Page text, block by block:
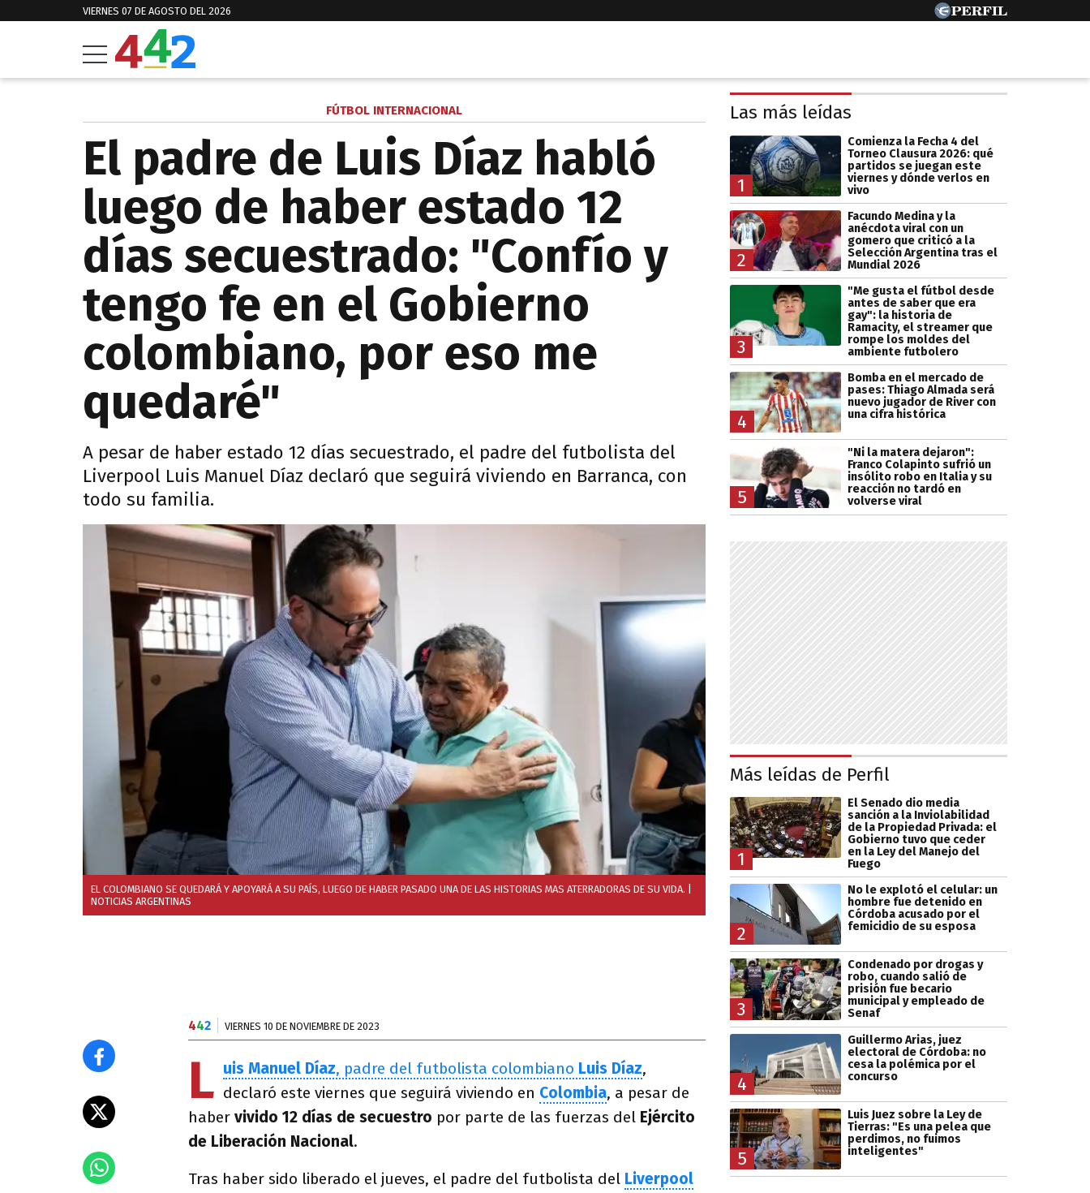
VIERNES 07 DE AGOSTO DEL 2026
FÚTBOL INTERNACIONAL
El padre de Luis Díaz habló
luego de haber estado 12
días secuestrado: "Confío y
tengo fe en el Gobierno
colombiano, por eso me
quedaré"
A pesar de haber estado 12 días secuestrado, el padre del futbolista del
Liverpool Luis Manuel Díaz declaró que seguirá viviendo en Barranca, con
todo su familia.
EL COLOMBIANO SE QUEDARÁ Y APOYARÁ A SU PAÍS, LUEGO DE HABER PASADO UNA DE LAS HISTORIAS MAS ATERRADORAS DE SU VIDA.
NOTICIAS ARGENTINAS
442 VIERNES 10 DE NOVIEMBRE DE 2023
L uis Manuel Díaz, padre del futbolista colombiano Luis Díaz,
declaró este viernes que seguirá viviendo en Colombia, a pesar de
haber vivido 12 días de secuestro por parte de las fuerzas del Ejército
de Liberación Nacional.
Tras haber sido liberado el jueves, el padre del futbolista del Liverpool
Las más leídas
1
Comienza la Fecha 4 del
Torneo Clausura 2026: qué
partidos se juegan este
viernes y dónde verlos en
vivo
2
Facundo Medina y la
anécdota viral con un
gomero que criticó a la
Selección Argentina tras el
Mundial 2026
3
"Me gusta el fútbol desde
antes de saber que era
gay": la historia de
Ramacity, el streamer que
rompe los moldes del
ambiente futbolero
4
Bomba en el mercado de
pases: Thiago Almada será
nuevo jugador de River con
una cifra histórica
5
"Ni la matera dejaron":
Franco Colapinto sufrió un
insólito robo en Italia y su
reacción no tardó en
volverse viral
Más leídas de Perfil
1
El Senado dio media
sanción a la Inviolabilidad
de la Propiedad Privada: el
Gobierno tuvo que ceder
en la Ley del Manejo del
Fuego
2
No le explotó el celular: un
hombre fue detenido en
Córdoba acusado por el
femicidio de su esposa
3
Condenado por drogas y
robo, cuando salió de
prisión fue becario
municipal y empleado de
Senaf
4
Guillermo Arias, juez
electoral de Córdoba: no
cesa la polémica por el
concurso
5
Luis Juez sobre la Ley de
Tierras: "Es una pelea que
perdimos, no fuimos
inteligentes"